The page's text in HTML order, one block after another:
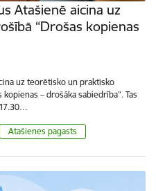
Atašienē aicina uz
“Drošas kopienas
uz teorētisko un praktisko
– drošāka sabiedrība”. Tas
Atašienes pagasts